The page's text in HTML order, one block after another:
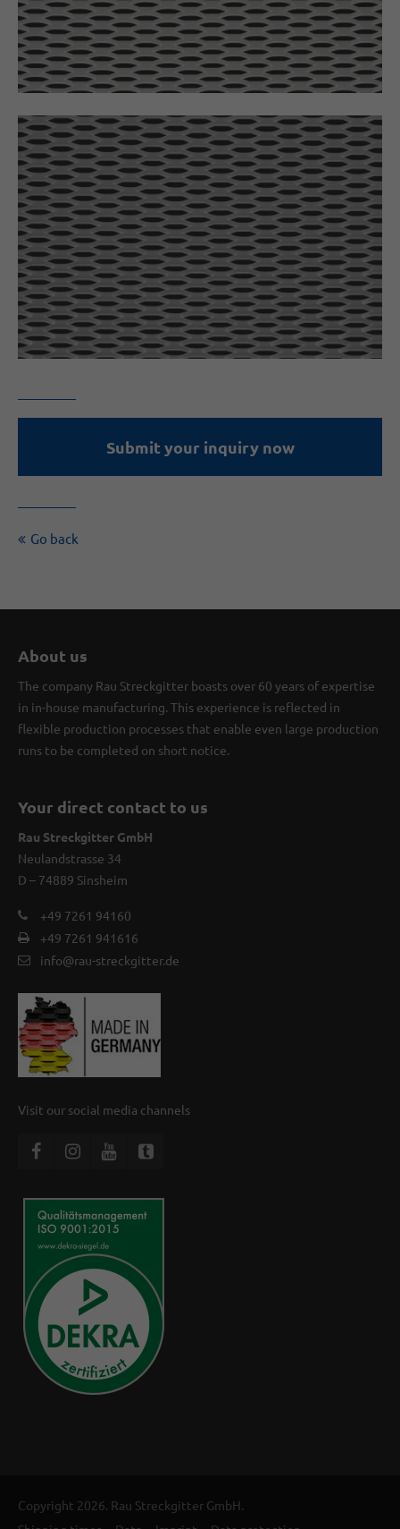
Submit your inquiry now
Go back
About us
The company Rau Streckgitter boasts over 60 years of expertise
in in-house manufacturing. This experience is reflected in
flexible production processes that enable even large production
runs to be completed on short notice.
Your direct contact to us
Rau Streckgitter GmbH
Neulandstrasse 34
D – 74889 Sinsheim
+49 7261 94160
+49 7261 941616
info@rau-streckgitter.de
Visit our social media channels
Copyright 2026. Rau Streckgitter GmbH.